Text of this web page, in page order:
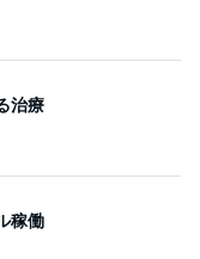
治療
稼働